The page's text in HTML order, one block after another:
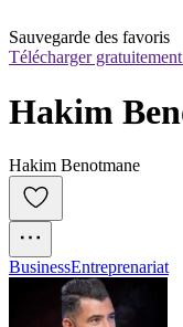
Sauvegarde des favoris
Télécharger
Hakim
Hakim Benotmane
BusinessEntreprenariat